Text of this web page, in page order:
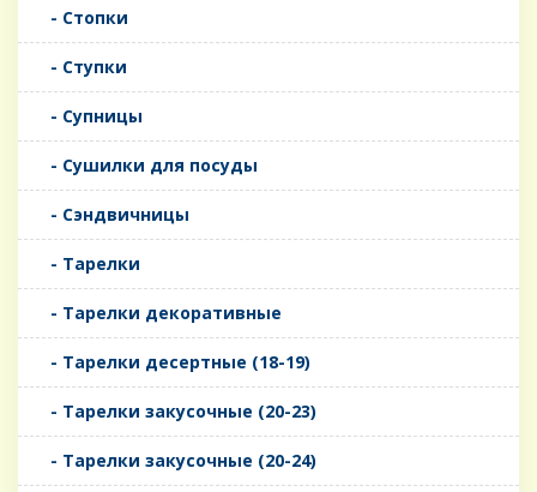
- Стопки
- Ступки
- Супницы
- Сушилки для посуды
- Сэндвичницы
- Тарелки
- Тарелки декоративные
- Тарелки десертные (18-19)
- Тарелки закусочные (20-23)
- Тарелки закусочные (20-24)